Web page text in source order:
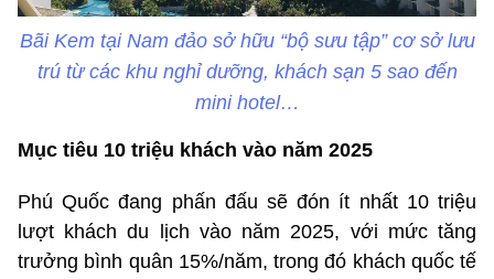
Bãi Kem tại Nam đảo sở hữu “bộ sưu tập” cơ sở lưu
trú từ các khu nghỉ dưỡng, khách sạn 5 sao đến
mini hotel…
Mục tiêu 10 triệu khách vào năm 2025
Phú Quốc đang phấn đấu sẽ đón ít nhất 10 triệu
lượt khách du lịch vào năm 2025, với mức tăng
trưởng bình quân 15%/năm, trong đó khách quốc tế